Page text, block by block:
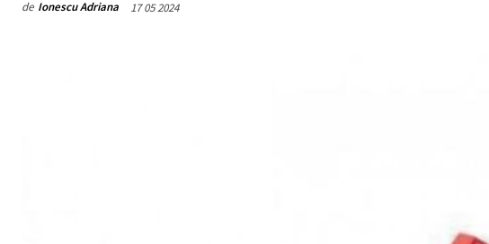
de Ionescu Adriana 17 05 2024